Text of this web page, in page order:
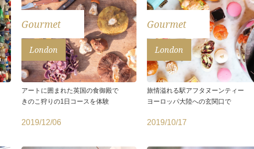
Gourmet
London
アートに囲まれた英国の食御殿で
きのこ狩りの1日コースを体験
2019/12/06
Gourmet
London
旅情溢れる駅アフタヌーンティー
ヨーロッパ大陸への玄関口で
2019/10/17